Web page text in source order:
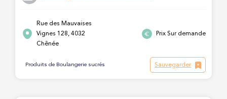
Rue des Mauvaises
Vignes 128, 4032
Chênée
Prix Sur demande
Produits de Boulangerie sucrés Sauvegarder